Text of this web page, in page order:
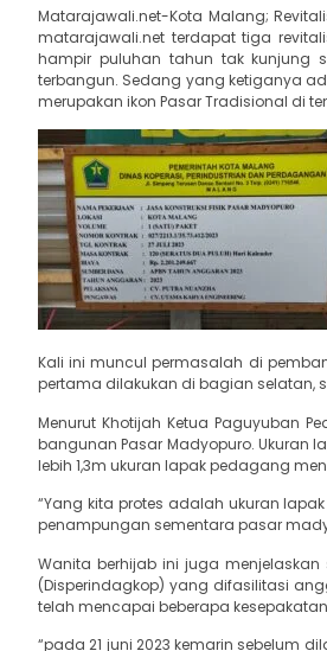
Matarajawali.net-Kota Malang;
matarajawali.net terdapat tiga
hampir puluhan tahun tak kunjung
terbangun. Sedang yang ketiganya
merupakan ikon Pasar Tradisional di
Kali ini muncul permasalah di
pertama dilakukan di bagian selatan,
Menurut Khotijah Ketua Paguyuban
bangunan Pasar Madyopuro. Ukuran
lebih 1,3m ukuran lapak pedagang
“Yang kita protes adalah ukuran
penampungan sementara pasar
Wanita berhijab ini juga
(Disperindagkop) yang difasilitasi
telah mencapai beberapa
“pada 21 juni 2023 kemarin sebelum